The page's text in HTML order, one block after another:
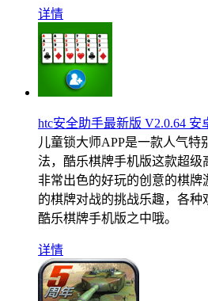
详情
htc安全助手最新版 V2.0.64 安
儿童锁大师APP是一款人气特
法，酷乐棋牌手机版这款超级
非常出色的好玩的创意的棋牌
的棋牌对战的挑战乐趣，各种
酷乐棋牌手机版之中哦。
详情